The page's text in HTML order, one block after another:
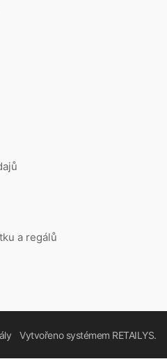
a regálů
Vytvořeno systémem RETAILYS.